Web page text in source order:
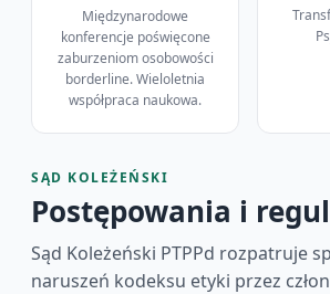
Międzynarodowe
konferencje poświęcone
zaburzeniom osobowości
borderline. Wieloletnia
współpraca naukowa.
SĄD KOLEŻEŃSKI
Postępowania i
Sąd Koleżeński PTPPd rozpatruje
naruszeń kodeksu etyki przez